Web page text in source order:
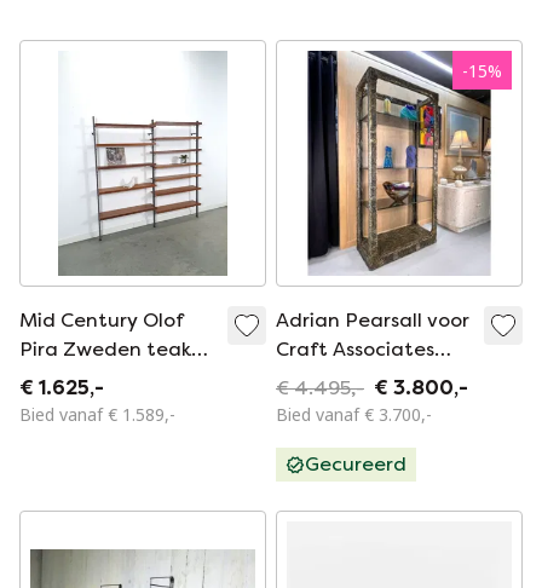
Mid Century Olof
Pira Zweden teak
modulair LP
wandsysteem
€ 1.625,-
Bied vanaf € 1.589,-
-15%
Adrian Pearsall voor
Craft Associates
Brutalistische
Etagere
€ 4.495,- € 3.800,-
Bied vanaf € 3.700,-
Gecureerd